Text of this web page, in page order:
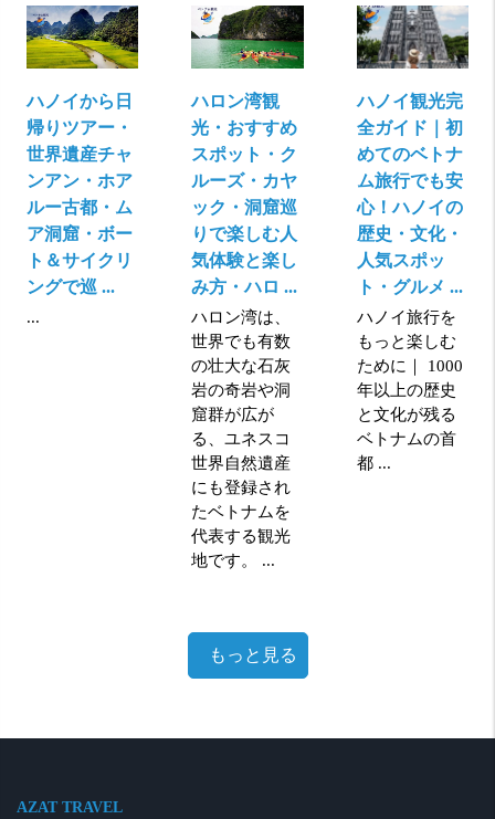
ハノイから日
帰りツアー・
世界遺産チャ
ンアン・ホア
ルー古都・ム
ア洞窟・ボー
ト＆サイクリ
ングで巡 ...
...
ハロン湾観
光・おすすめ
スポット・ク
ルーズ・カヤ
ック・洞窟巡
りで楽しむ人
気体験と楽し
み方・ハロ ...
ハロン湾は、
世界でも有数
の壮大な石灰
岩の奇岩や洞
窟群が広が
る、ユネスコ
世界自然遺産
にも登録され
たベトナムを
代表する観光
地です。 ...
ハノイ観光完
全ガイド｜初
めてのベトナ
ム旅行でも安
心！ハノイの
歴史・文化・
人気スポッ
ト・グルメ ...
ハノイ旅行を
もっと楽しむ
ために｜ 1000
年以上の歴史
と文化が残る
ベトナムの首
都 ...
もっと見る
AZAT TRAVEL